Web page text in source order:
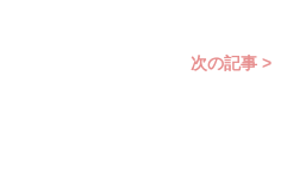
次の記事 >